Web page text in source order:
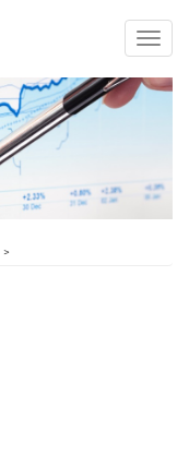
Toggle
>